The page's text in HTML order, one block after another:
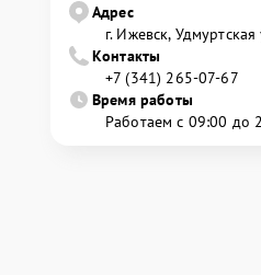
Адрес
г. Ижевск,
Контакты
+7 (341) 265-07-67
Время работы
Работаем с 09:00 до